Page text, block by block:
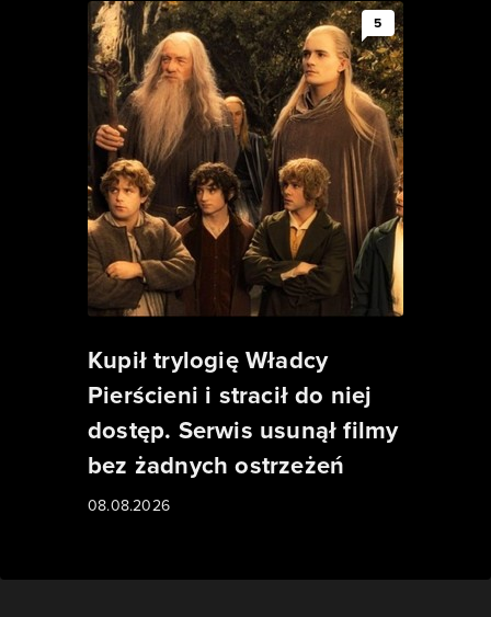
5
Kupił trylogię Władcy
Pierścieni i stracił do niej
dostęp. Serwis usunął filmy
bez żadnych ostrzeżeń
08.08.2026